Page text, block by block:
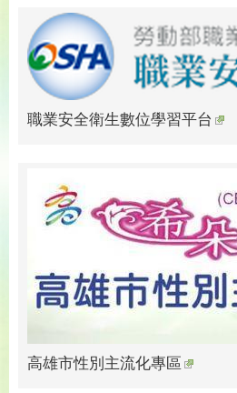
職業安全衛生數位學習平台
高雄市性別主流化專區